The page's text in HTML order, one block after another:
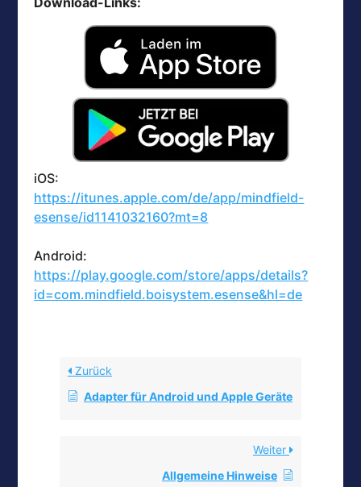
iOS:
https://itunes.apple.com/de/app/mindfield-
esense/id1141032160?mt=8
Android:
https://play.google.com/store/apps/details?
id=com.mindfield.boisystem.esense&hl=de
Zurück
Adapter für Android und Apple Geräte
Weiter
Allgemeine Hinweise